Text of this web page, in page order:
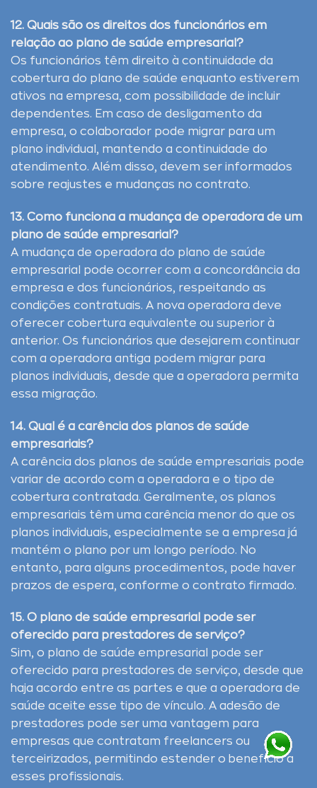
12. Quais são os direitos dos funcionários em
relação ao plano de saúde empresarial?
Os funcionários têm direito à continuidade da
cobertura do plano de saúde enquanto estiverem
ativos na empresa, com possibilidade de incluir
dependentes. Em caso de desligamento da
empresa, o colaborador pode migrar para um
plano individual, mantendo a continuidade do
atendimento. Além disso, devem ser informados
sobre reajustes e mudanças no contrato.
13. Como funciona a mudança de operadora de um
plano de saúde empresarial?
A mudança de operadora do plano de saúde
empresarial pode ocorrer com a concordância da
empresa e dos funcionários, respeitando as
condições contratuais. A nova operadora deve
oferecer cobertura equivalente ou superior à
anterior. Os funcionários que desejarem continuar
com a operadora antiga podem migrar para
planos individuais, desde que a operadora permita
essa migração.
14. Qual é a carência dos planos de saúde
empresariais?
A carência dos planos de saúde empresariais pode
variar de acordo com a operadora e o tipo de
cobertura contratada. Geralmente, os planos
empresariais têm uma carência menor do que os
planos individuais, especialmente se a empresa já
mantém o plano por um longo período. No
entanto, para alguns procedimentos, pode haver
prazos de espera, conforme o contrato firmado.
15. O plano de saúde empresarial pode ser
oferecido para prestadores de serviço?
Sim, o plano de saúde empresarial pode ser
oferecido para prestadores de serviço, desde que
haja acordo entre as partes e que a operadora de
saúde aceite esse tipo de vínculo. A adesão de
prestadores pode ser uma vantagem para
empresas que contratam freelancers ou
terceirizados, permitindo estender o benefício a
esses profissionais.